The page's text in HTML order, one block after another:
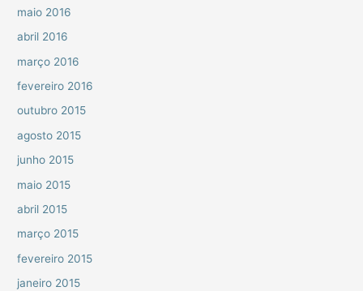
maio 2016
abril 2016
março 2016
fevereiro 2016
outubro 2015
agosto 2015
junho 2015
maio 2015
abril 2015
março 2015
fevereiro 2015
janeiro 2015